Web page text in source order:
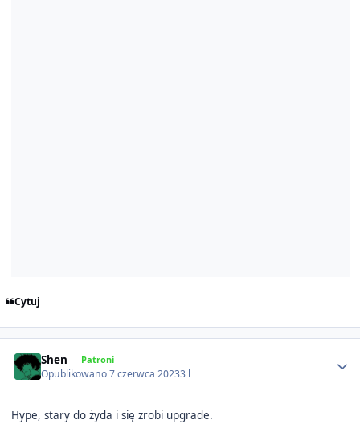
Cytuj
Shen Patroni
Opublikowano7 czerwca 20233 l
Hype, stary do żyda i się zrobi upgrade.